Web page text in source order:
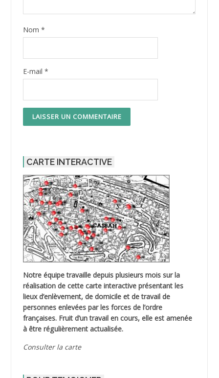
Nom *
E-mail *
CARTE INTERACTIVE
Notre équipe travaille depuis plusieurs mois sur la
réalisation de cette carte interactive présentant les
lieux d’enlèvement, de domicile et de travail de
personnes enlevées par les forces de l’ordre
françaises. Fruit d’un travail en cours, elle est amenée
à être régulièrement actualisée.
Consulter la carte